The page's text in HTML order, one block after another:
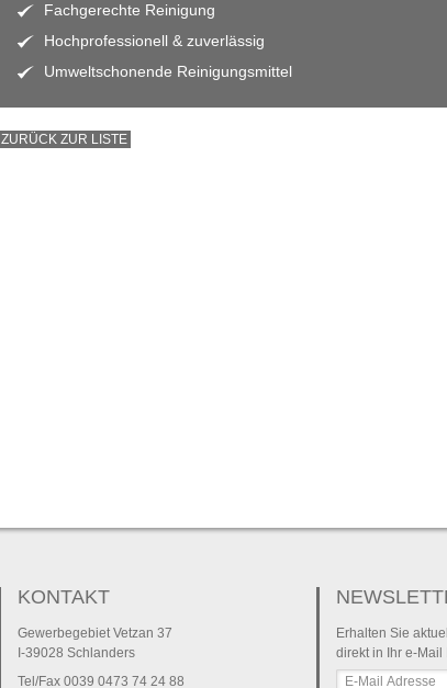
Fachgerechte Reinigung
Hochprofessionell & zuverlässig
Umweltschonende Reinigungsmittel
ZURÜCK ZUR LISTE
KONTAKT
Gewerbegebiet Vetzan 37
I-39028 Schlanders
Tel/Fax 0039 0473 74 24 88
Erhalten Sie
direkt in Ihr e-Mail